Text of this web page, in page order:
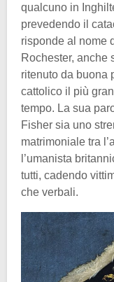
qualcuno in
prevedendo il
risponde al nome
Rochester, anche
ritenuto da buona
cattolico il più
tempo. La sua
Fisher sia uno
matrimoniale tra
l’umanista
tutti, cadendo
che verbali.